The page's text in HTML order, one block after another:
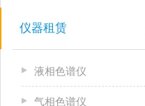
仪器租赁
液相色谱仪
气相色谱仪